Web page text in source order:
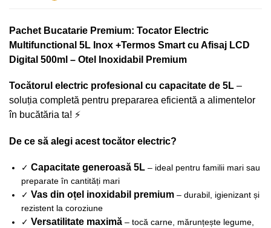
Pachet Bucatarie Premium: Tocator Electric
Multifunctional 5L Inox +Termos Smart cu Afisaj LCD
Digital 500ml – Otel Inoxidabil Premium
Tocătorul electric profesional cu capacitate de 5L –
soluția completă pentru prepararea eficientă a alimentelor
în bucătăria ta! ⚡
De ce să alegi acest tocător electric?
✓ Capacitate generoasă 5L – ideal pentru familii mari sau
preparate în cantități mari
✓ Vas din oțel inoxidabil premium – durabil, igienizant și
rezistent la coroziune
✓ Versatilitate maximă – tocă carne, mărunțește legume,